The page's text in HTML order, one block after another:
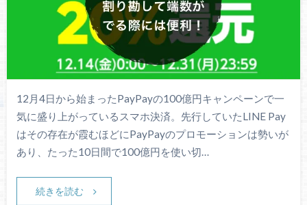
12月4日から始まったPayPayの100億円キャンペーンで一
気に盛り上がっているスマホ決済。先行していたLINE Pay
はその存在が霞むほどにPayPayのプロモーションは勢いが
あり、たった10日間で100億円を使い切…
続きを読む